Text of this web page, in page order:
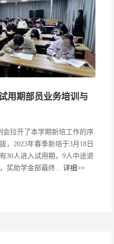
用期部员业务培训与
会拉开了本学期新培工作的序
，2023年春季新培于3月18日
30人进入试用期，9人中途退
奖助学金部最终... 详细>>